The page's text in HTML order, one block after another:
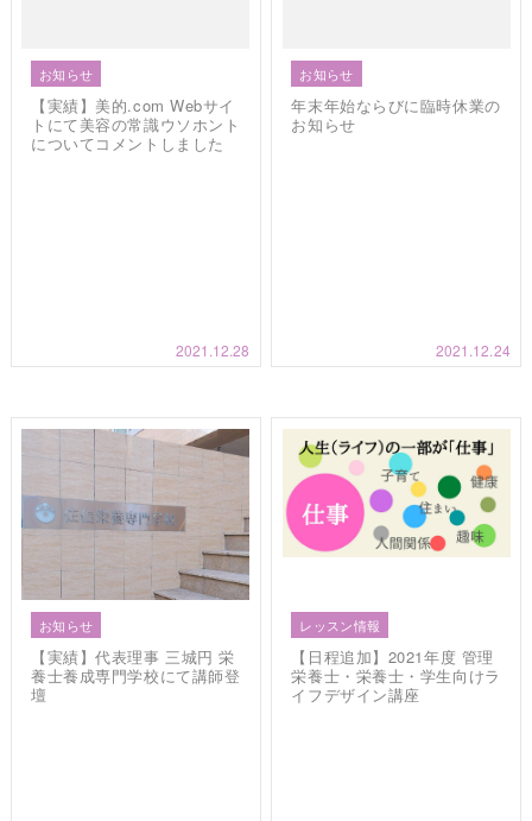
お知らせ
【実績】美的.com Webサイ
トにて美容の常識ウソホント
についてコメントしました
2021.12.28
お知らせ
年末年始ならびに臨時休業の
お知らせ
2021.12.24
お知らせ
【実績】代表理事 三城円 栄
養士養成専門学校にて講師登
壇
レッスン情報
【日程追加】2021年度 管理
栄養士・栄養士・学生向けラ
イフデザイン講座